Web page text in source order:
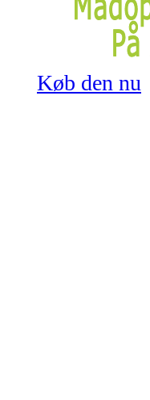
Køb den nu